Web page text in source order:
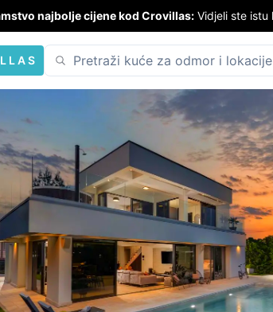
najbolje cijene kod Crovillas: Vidjeli ste istu